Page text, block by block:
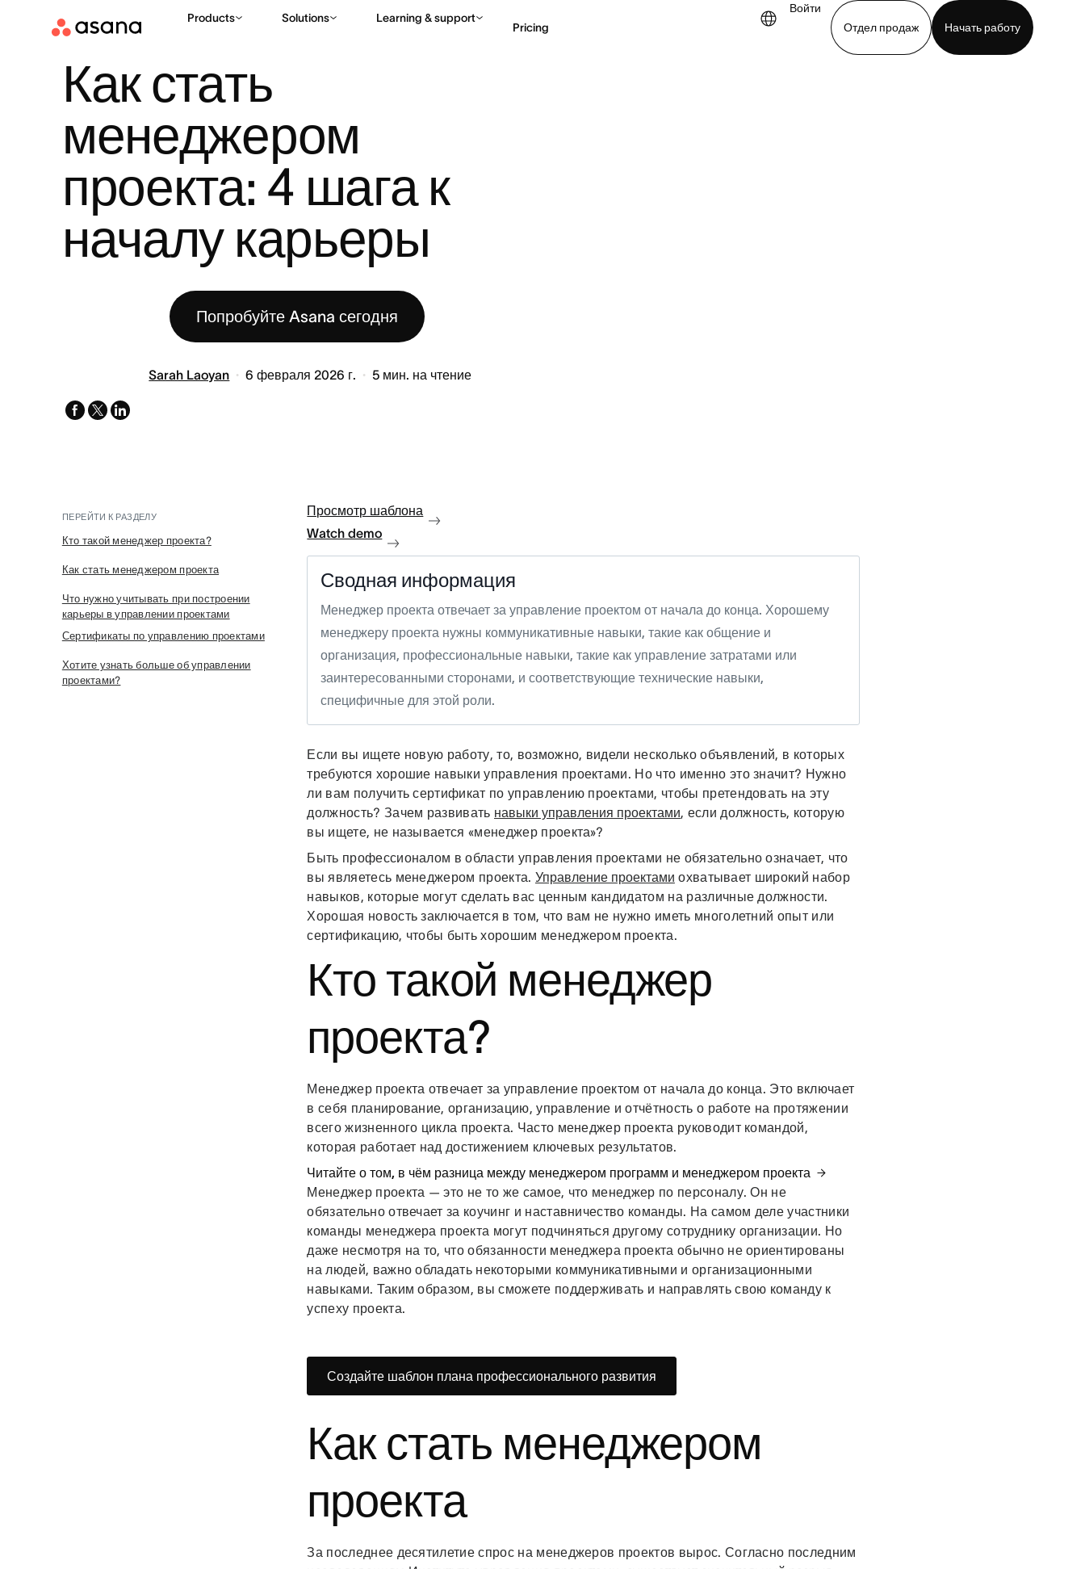
Products Solutions Learning & support
Pricing
Войти
Отдел продаж
Начать работу
Как стать
менеджером
проекта: 4 шага к
началу карьеры
Попробуйте Asana сегодня
Sarah Laoyan 6 февраля 2026 г. 5 мин. на чтение
facebook
x-
linkedin
ПЕРЕЙТИ К РАЗДЕЛУ
Кто такой менеджер проекта?
Как стать менеджером проекта
Что нужно учитывать при построении
карьеры в управлении проектами
Сертификаты по управлению проектами
Хотите узнать больше об управлении
проектами?
Просмотр шаблона
Watch demo
Сводная информация
Менеджер проекта отвечает за управление проектом от начала до конца. Хорошему
менеджеру проекта нужны коммуникативные навыки, такие как общение и
организация, профессиональные навыки, такие как управление затратами или
заинтересованными сторонами, и соответствующие технические навыки,
специфичные для этой роли.
Если вы ищете новую работу, то, возможно, видели несколько объявлений, в которых
требуются хорошие навыки управления проектами. Но что именно это значит? Нужно
ли вам получить сертификат по управлению проектами, чтобы претендовать на эту
должность? Зачем развивать навыки управления проектами, если должность, которую
вы ищете, не называется «менеджер проекта»?
Быть профессионалом в области управления проектами не обязательно означает, что
вы являетесь менеджером проекта. Управление проектами охватывает широкий набор
навыков, которые могут сделать вас ценным кандидатом на различные должности.
Хорошая новость заключается в том, что вам не нужно иметь многолетний опыт или
сертификацию, чтобы быть хорошим менеджером проекта.
Кто такой менеджер
проекта?
Менеджер проекта отвечает за управление проектом от начала до конца. Это включает
в себя планирование, организацию, управление и отчётность о работе на протяжении
всего жизненного цикла проекта. Часто менеджер проекта руководит командой,
которая работает над достижением ключевых результатов.
Читайте о том, в чём разница между менеджером программ и менеджером проекта
Менеджер проекта — это не то же самое, что менеджер по персоналу. Он не
обязательно отвечает за коучинг и наставничество команды. На самом деле участники
команды менеджера проекта могут подчиняться другому сотруднику организации. Но
даже несмотря на то, что обязанности менеджера проекта обычно не ориентированы
на людей, важно обладать некоторыми коммуникативными и организационными
навыками. Таким образом, вы сможете поддерживать и направлять свою команду к
успеху проекта.
Создайте шаблон плана профессионального развития
Как стать менеджером
проекта
За последнее десятилетие спрос на менеджеров проектов вырос. Согласно последним